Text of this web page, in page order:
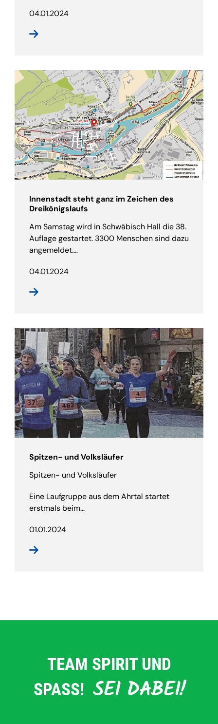
04.01.2024
Innenstadt steht ganz im Zeichen des
Dreikönigslaufs
Am Samstag wird in Schwäbisch Hall die 38.
Auflage gestartet. 3300 Menschen sind dazu
angemeldet.…
04.01.2024
Spitzen- und Volksläufer
Spitzen- und Volksläufer
Eine Laufgruppe aus dem Ahrtal startet
erstmals beim…
01.01.2024
TEAM SPIRIT UND
SPASS! SEI DABEI!